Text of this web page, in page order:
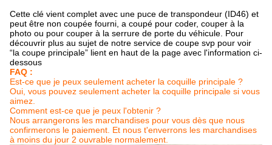
Cette clé vient complet avec une puce de transpondeur (ID46) et
peut être non coupée fourni, a coupé pour coder, couper à la
photo ou pour couper à la serrure de porte du véhicule. Pour
découvrir plus au sujet de notre service de coupe svp pour voir
“la coupe principale” lient en haut de la page avec l'information ci-
dessous
FAQ :
Est-ce que je peux seulement acheter la coquille principale ?
Oui, vous pouvez seulement acheter la coquille principale si vous
aimez.
Comment est-ce que je peux l'obtenir ?
Nous arrangerons les marchandises pour vous dès que nous
confirmerons le paiement. Et nous t'enverrons les marchandises
à moins du jour 2 ouvrable normalement.